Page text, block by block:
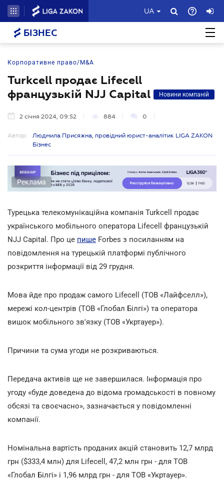
UA
БІЗНЕС
Корпоративне право/M&A
Turkcell продає Lifecell
французькій NJJ Capital
Новини компаній
2 січня 2024, 09:52 884 0
Автор:
Людмила Присяжна, провідний юрист-аналітик LIGA ZAKON
Бізнес
Реклама
Турецька телекомунікаційна компанія Turkcell продає
українського мобільного оператора Lifecell французькій
NJJ Capital. Про це пише Forbes з посиланням на
повідомлення на турецькій платформі публічного
розкриття інформації від 29 грудня.
Мова йде про продаж самого Lifecell (ТОВ «Лайфселл»),
мережі кол-центрів (ТОВ «Глобал Білгі») та оператора
вишок мобільного зв'язку (ТОВ «Укртауер»).
Причини та сума угоди не розкриваються.
Передача активів ще не завершилася. Інформація про
угоду «буде доведена до відома громадськості в повному
обсязі та своєчасно», зазначається у повідомленні
компанії.
Номінальна вартість проданих акцій становить 12,7 млрд
грн ($333,4 млн) для Lifecell, 47,2 млн грн - для ТОВ
«Глобал Білгі» і 1,96 млрд грн - для ТОВ «Укртауер».